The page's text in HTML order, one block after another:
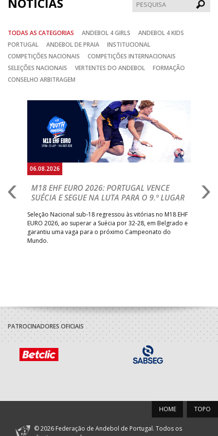
TODAS AS CATEGORIAS ANDEBOL 4 GIRLS
ANDEBOL 4 KIDS
PORTUGAL
ANDEBOL DE PRAIA
INSTITUCIONAL
COMPETIÇÕES NACIONAIS
COMPETIÇÕES INTERNACIONAIS
SELEÇÕES NACIONAIS
VERTENTES DO ANDEBOL
FORMAÇÃO
CONSELHO ARBITRAGEM
06.08.2026
M18 EHF EURO 2026: PORTUGAL VENCE
SUÉCIA E SEGUE NA LUTA PARA O 9.º LUGAR
Seleção Nacional sub-18 regressou às vitórias no M18 EHF
EURO 2026, ao superar a Suécia por 32-28, em Belgrado e
garantiu uma vaga para o próximo Campeonato do
Mundo.
PATROCINADORES OFICIAIS
TOPO
HOME
© 2026 Federação de Andebol de Portugal. Todos os